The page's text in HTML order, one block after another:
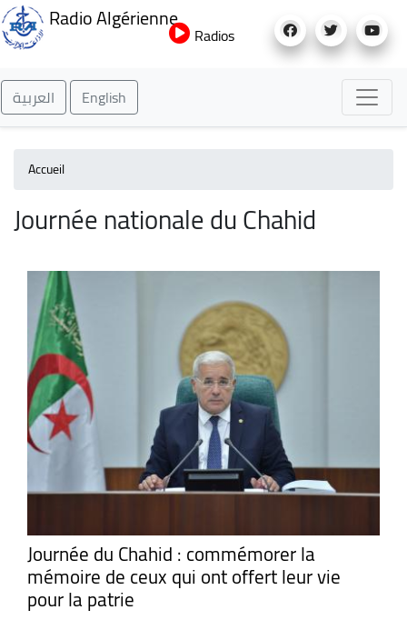
au
Radio Algérienne
Radios
العربية English
Accueil
Journée nationale du Chahid
Journée du Chahid : commémorer la
mémoire de ceux qui ont offert leur vie
pour la patrie